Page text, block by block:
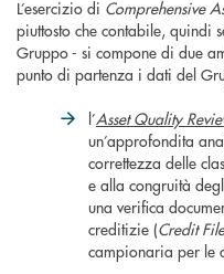
L’esercizio di Comprehensive
piuttosto che contabile, quindi
Gruppo - si compone di due
punto di partenza i dati del
l’Asset Quality
un’approfondita
correttezza delle
e alla congruità
una verifica
creditizie (Credit
campionaria per le